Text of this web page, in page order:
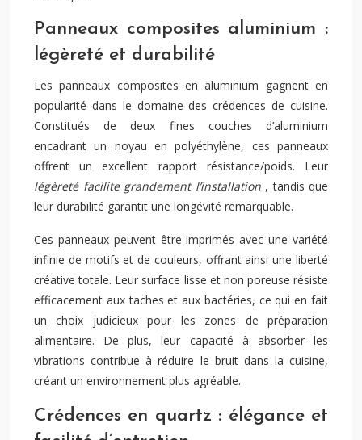
Panneaux composites aluminium :
légèreté et durabilité
Les panneaux composites en aluminium gagnent en
popularité dans le domaine des crédences de cuisine.
Constitués de deux fines couches d’aluminium
encadrant un noyau en polyéthylène, ces panneaux
offrent un excellent rapport résistance/poids. Leur
légèreté facilite grandement l’installation , tandis que
leur durabilité garantit une longévité remarquable.
Ces panneaux peuvent être imprimés avec une variété
infinie de motifs et de couleurs, offrant ainsi une liberté
créative totale. Leur surface lisse et non poreuse résiste
efficacement aux taches et aux bactéries, ce qui en fait
un choix judicieux pour les zones de préparation
alimentaire. De plus, leur capacité à absorber les
vibrations contribue à réduire le bruit dans la cuisine,
créant un environnement plus agréable.
Crédences en quartz : élégance et